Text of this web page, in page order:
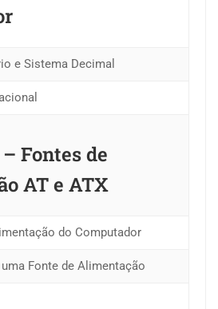
e Sistema Decimal
Fontes de
AT e ATX
do Computador
Fonte de Alimentação